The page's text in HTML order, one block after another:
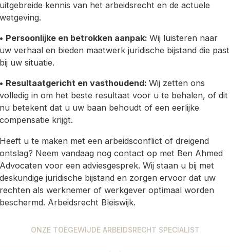
uitgebreide kennis van het arbeidsrecht en de actuele
wetgeving.
• Persoonlijke en betrokken aanpak: Wij luisteren naar
uw verhaal en bieden maatwerk juridische bijstand die past
bij uw situatie.
• Resultaatgericht en vasthoudend: Wij zetten ons
volledig in om het beste resultaat voor u te behalen, of dit
nu betekent dat u uw baan behoudt of een eerlijke
compensatie krijgt.
Heeft u te maken met een arbeidsconflict of dreigend
ontslag? Neem vandaag nog contact op met Ben Ahmed
Advocaten voor een adviesgesprek. Wij staan u bij met
deskundige juridische bijstand en zorgen ervoor dat uw
rechten als werknemer of werkgever optimaal worden
beschermd. Arbeidsrecht Bleiswijk.
ONZE TOEGEWIJDE ARBEIDSRECHT SPECIALIST